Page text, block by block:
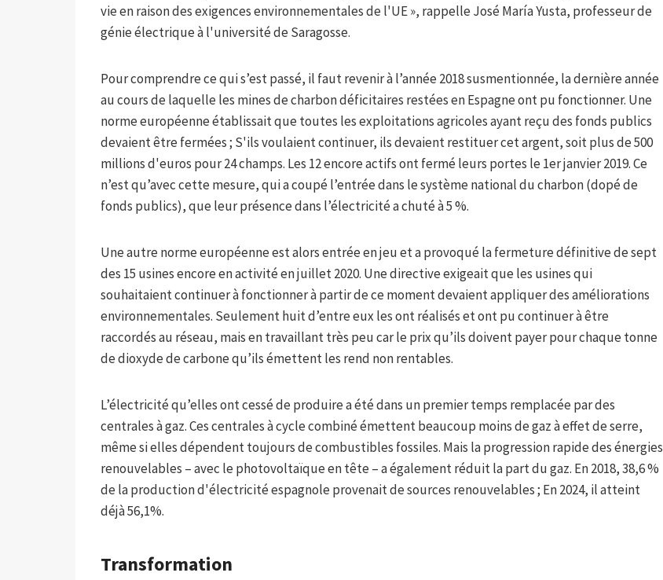
vie en raison des exigences environnementales de l'UE », rappelle José María Yusta, professeur de
génie électrique à l'université de Saragosse.
Pour comprendre ce qui s’est passé, il faut revenir à l’année 2018 susmentionnée, la dernière année
au cours de laquelle les mines de charbon déficitaires restées en Espagne ont pu fonctionner. Une
norme européenne établissait que toutes les exploitations agricoles ayant reçu des fonds publics
devaient être fermées ; S'ils voulaient continuer, ils devaient restituer cet argent, soit plus de 500
millions d'euros pour 24 champs. Les 12 encore actifs ont fermé leurs portes le 1er janvier 2019. Ce
n’est qu’avec cette mesure, qui a coupé l’entrée dans le système national du charbon (dopé de
fonds publics), que leur présence dans l’électricité a chuté à 5 %.
Une autre norme européenne est alors entrée en jeu et a provoqué la fermeture définitive de sept
des 15 usines encore en activité en juillet 2020. Une directive exigeait que les usines qui
souhaitaient continuer à fonctionner à partir de ce moment devaient appliquer des améliorations
environnementales. Seulement huit d’entre eux les ont réalisés et ont pu continuer à être
raccordés au réseau, mais en travaillant très peu car le prix qu’ils doivent payer pour chaque tonne
de dioxyde de carbone qu’ils émettent les rend non rentables.
L’électricité qu’elles ont cessé de produire a été dans un premier temps remplacée par des
centrales à gaz. Ces centrales à cycle combiné émettent beaucoup moins de gaz à effet de serre,
même si elles dépendent toujours de combustibles fossiles. Mais la progression rapide des énergies
renouvelables – avec le photovoltaïque en tête – a également réduit la part du gaz. En 2018, 38,6 %
de la production d'électricité espagnole provenait de sources renouvelables ; En 2024, il atteint
déjà 56,1%.
Transformation